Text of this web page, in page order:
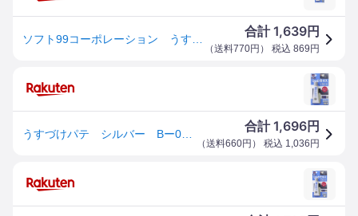
合計1,639円
（送料770円 ） 税込 869 円
合計1,696円
（送料660円 ） 税込 1,036 円